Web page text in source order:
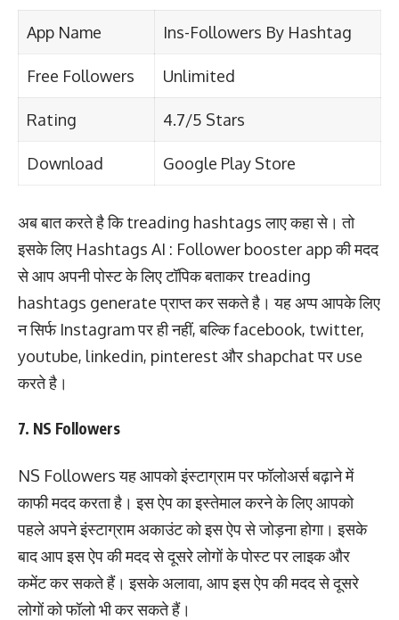
App Name Ins-Followers By Hashtag
Free Followers Unlimited
Rating 4.7/5 Stars
Download Google Play Store
अब बात करते है कि treading hashtags लाए कहा से। तो
इसके लिए Hashtags AI : Follower booster app की मदद
से आप अपनी पोस्ट के लिए टॉपिक बताकर treading
hashtags generate प्राप्त कर सकते है। यह अप्प आपके लिए
न सिर्फ Instagram पर ही नहीं, बल्कि facebook, twitter,
youtube, linkedin, pinterest और shapchat पर use
करते है।
7. NS Followers
NS Followers यह आपको इंस्टाग्राम पर फॉलोअर्स बढ़ाने में
काफी मदद करता है। इस ऐप का इस्तेमाल करने के लिए आपको
पहले अपने इंस्टाग्राम अकाउंट को इस ऐप से जोड़ना होगा। इसके
बाद आप इस ऐप की मदद से दूसरे लोगों के पोस्ट पर लाइक और
कमेंट कर सकते हैं। इसके अलावा, आप इस ऐप की मदद से दूसरे
लोगों को फॉलो भी कर सकते हैं।